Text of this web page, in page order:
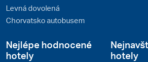
Levná dovolená
Chorvatsko autobusem
Nejlépe hodnocené
hotely
hotely